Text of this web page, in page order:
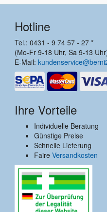
Hotline
Tel.: 0431 - 9 74 57 - 27 *
(Mo-Fr 9-18 Uhr, Sa 9-13
E-Mail:
Ihre Vorteile
Individuelle Beratung
Günstige Preise
Schnelle Lieferung
Faire Versandkosten